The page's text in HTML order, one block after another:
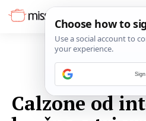
Calzone od